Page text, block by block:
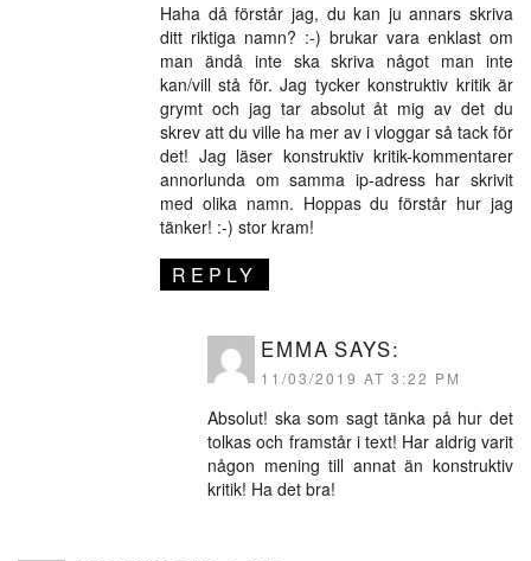
Haha då förstår jag, du kan ju annars skriva
ditt riktiga namn? :-) brukar vara enklast om
man ändå inte ska skriva något man inte
kan/vill stå för. Jag tycker konstruktiv kritik är
grymt och jag tar absolut åt mig av det du
skrev att du ville ha mer av i vloggar så tack för
det! Jag läser konstruktiv kritik-kommentarer
annorlunda om samma ip-adress har skrivit
med olika namn. Hoppas du förstår hur jag
tänker! :-) stor kram!
REPLY
EMMA SAYS:
11/03/2019 AT 3:22 PM
Absolut! ska som sagt tänka på hur det
tolkas och framstår i text! Har aldrig varit
någon mening till annat än konstruktiv
kritik! Ha det bra!